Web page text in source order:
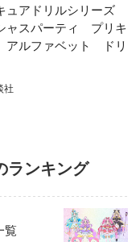
ュアドリルシリーズ
ャスパーティ プリキ
ルファベット ドリ
社
ランキング
覧